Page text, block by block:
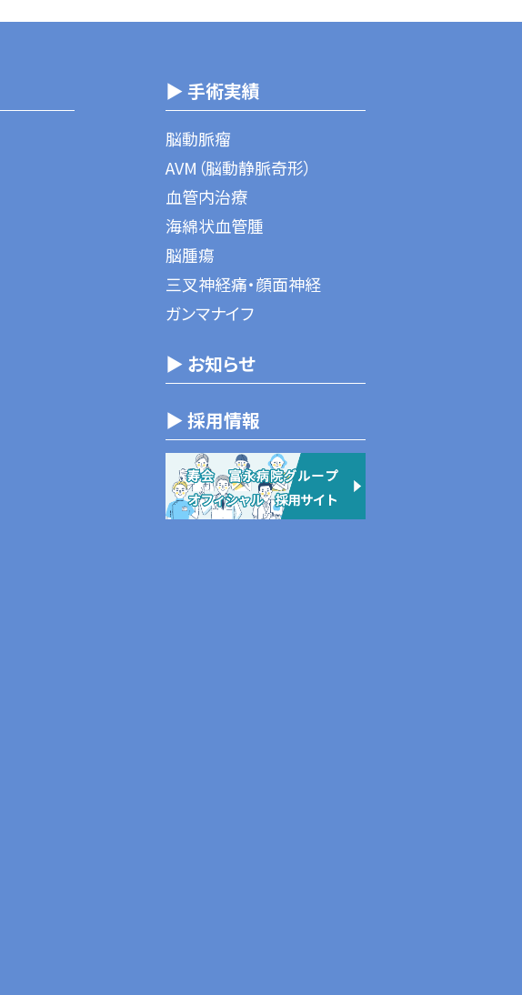
▶ 手術実績
脳動脈瘤
AVM（脳動静脈奇形）
血管内治療
海綿状血管腫
脳腫瘍
三叉神経痛・顔面神経
ガンマナイフ
▶ お知らせ
▶ 採用情報